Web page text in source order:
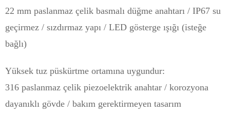
22 mm paslanmaz çelik basmalı düğme anahtarı / IP67 su
geçirmez / sızdırmaz yapı / LED gösterge ışığı (isteğe
bağlı)
Yüksek tuz püskürtme ortamına uygundur:
316 paslanmaz çelik piezoelektrik anahtar / korozyona
dayanıklı gövde / bakım gerektirmeyen tasarım